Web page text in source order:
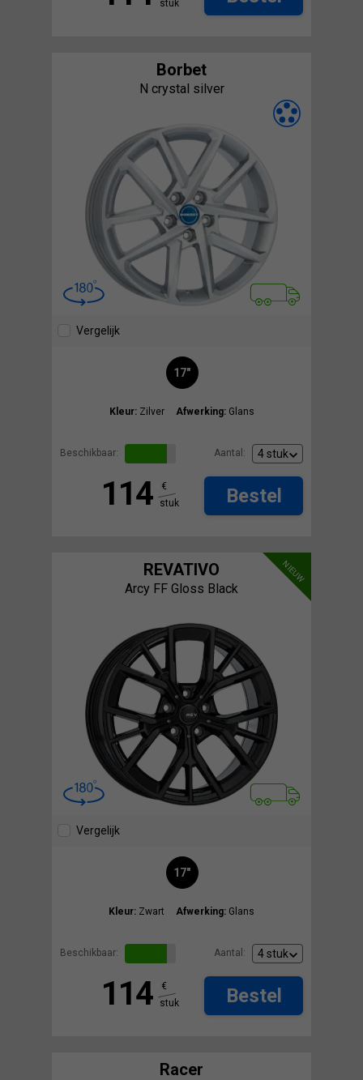
stuk
Borbet
N crystal silver
Vergelijk
17"
Kleur: Zilver Afwerking: Glans
Beschikbaar: Aantal:
114
€
stuk
Bestel
NIEUW
REVATIVO
Arcy FF Gloss Black
Vergelijk
17"
Kleur: Zwart Afwerking: Glans
Beschikbaar: Aantal:
114
€
stuk
Bestel
Racer